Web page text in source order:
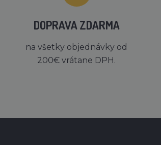
DOPRAVA ZDARMA
na všetky objednávky od
200€ vrátane DPH.